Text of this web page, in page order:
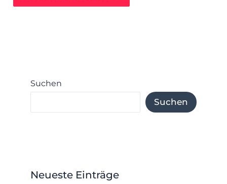
Suchen
Suchen
Neueste Einträge